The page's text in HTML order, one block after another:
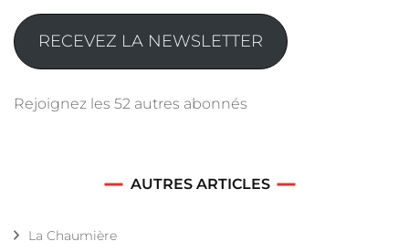
mail
RECEVEZ LA NEWSLETTER
Rejoignez les 52 autres abonnés
AUTRES ARTICLES
La Chaumière